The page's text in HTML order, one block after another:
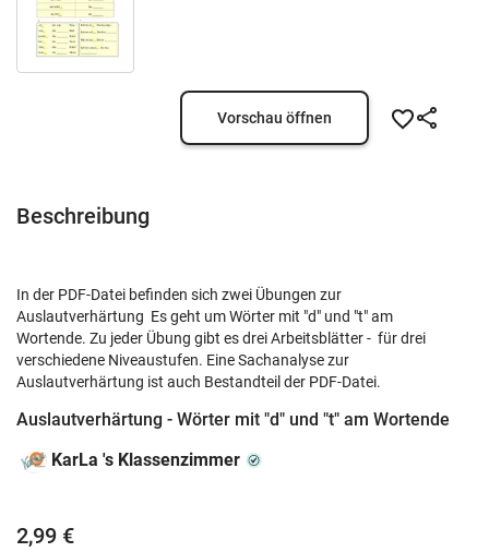
Vorschau öffnen
Beschreibung
In der PDF-Datei befinden sich zwei Übungen zur
Auslautverhärtung Es geht um Wörter mit "d" und "t" am
Wortende. Zu jeder Übung gibt es drei Arbeitsblätter - für drei
verschiedene Niveaustufen. Eine Sachanalyse zur
Auslautverhärtung ist auch Bestandteil der PDF-Datei.
Auslautverhärtung - Wörter mit "d" und "t" am Wortende
KarLa 's Klassenzimmer
2,99 €